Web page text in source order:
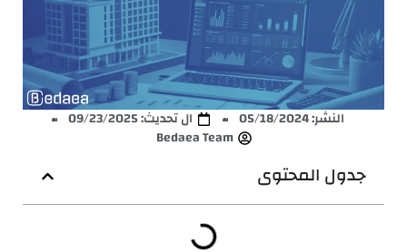
النشر:05/18/2024
ال تحديث: 09/23/2025
Bedaea Team
جدول المحتوى